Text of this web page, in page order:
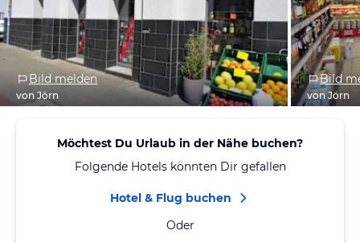
Bild melden
von Jörn
Bild
von Jörn
Möchtest Du Urlaub in der Nähe buchen?
Folgende Hotels könnten Dir gefallen
Hotel & Flug buchen
Oder